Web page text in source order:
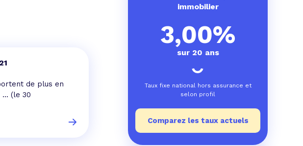
Toutes les simulations de rachat de crédit
de plus en
(le 30
immobilier
3,00%
sur 20 ans
Taux fixe national hors assurance et
selon profil
Comparez les taux actuels